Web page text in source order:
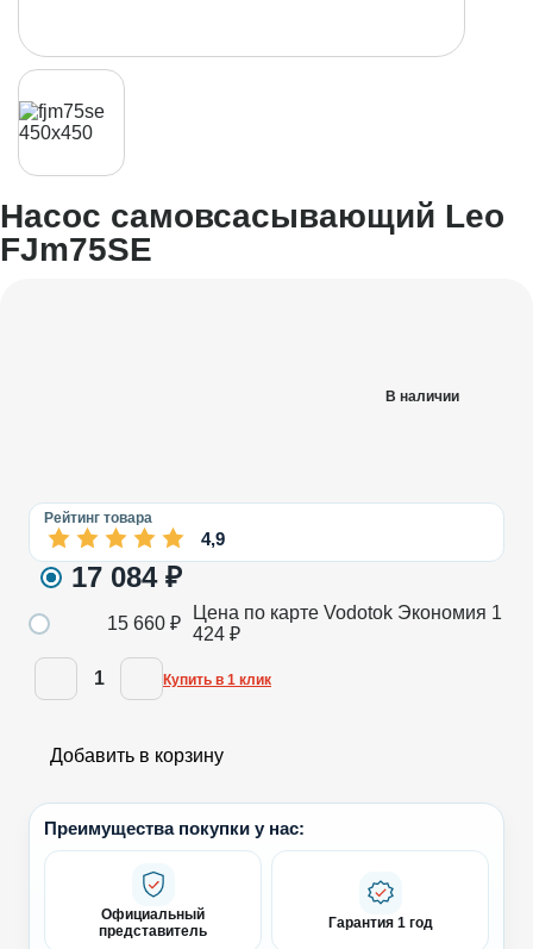
Насос самовсасывающий Leo
FJm75SE
В наличии
Рейтинг товара
4,9
17 084 ₽
15 660 ₽
Цена по карте Vodotok Экономия 1
424 ₽
1 Купить в 1 клик
Добавить в корзину
Преимущества покупки у нас:
Официальный
представитель
Гарантия 1 год